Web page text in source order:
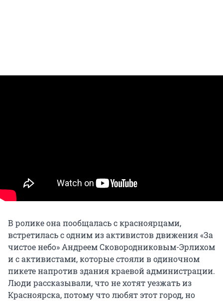
В ролике она пообщалась с красноярцами,
встретилась с одним из активистов движения «За
чистое небо» Андреем Сковородниковым-Эрлихом
и с активистами, которые стояли в одиночном
пикете напротив здания краевой администрации.
Люди рассказывали, что не хотят уезжать из
Красноярска, потому что любят этот город, но